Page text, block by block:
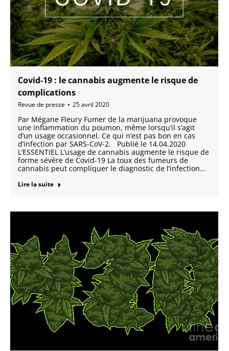
Covid-19 : le cannabis augmente le risque de
complications
Revue de presse 25 avril 2020
Par Mégane Fleury Fumer de la marijuana provoque
une inflammation du poumon, même lorsqu’il s’agit
d’un usage occasionnel. Ce qui n’est pas bon en cas
d’infection par SARS-CoV-2. Publié le 14.04.2020
L’ESSENTIEL L’usage de cannabis augmente le risque de
forme sévère de Covid-19 La toux des fumeurs de
cannabis peut compliquer le diagnostic de l’infection…
Lire la suite